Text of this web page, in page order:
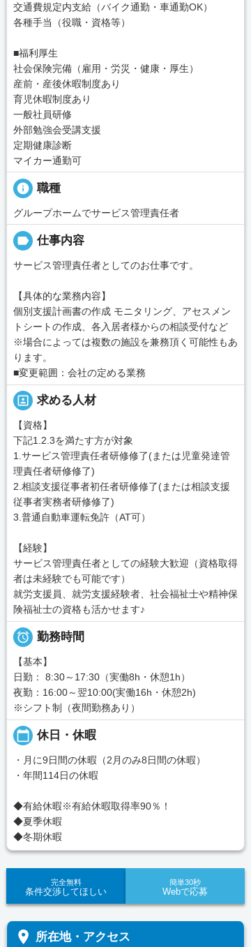
交通費規定内支給（バイク通勤・車通勤OK）
各種手当（役職・資格等）
■福利厚生
社会保険完備（雇用・労災・健康・厚生）
産前・産後休暇制度あり
育児休暇制度あり
一般社員研修
外部勉強会受講支援
定期健康診断
マイカー通勤可
info 職種
グループホームでサービス管理責任者
label 仕事内容
サービス管理責任者としてのお仕事です。
【具体的な業務内容】
個別支援計画書の作成 モニタリング、アセスメン
トシートの作成、各入居者様からの相談受付など
※場合によっては複数の施設を兼務頂く可能性もあ
ります。
■変更範囲：会社の定める業務
portrait 求める人材
【資格】
下記1.2.3を満たす方が対象
1.サービス管理責任者研修修了(または児童発達管
理責任者研修修了)
2.相談支援従事者初任者研修修了(または相談支援
従事者実務者研修修了)
3.普通自動車運転免許（AT可）
【経験】
サービス管理責任者としての経験大歓迎（資格取得
者は未経験でも可能です）
就労支援員、就労支援経験者、社会福祉士や精神保
険福祉士の資格も活かせます♪
 勤務時間
【基本】
日勤： 8:30～17:30（実働8h・休憩1h）
夜勤：16:00～翌10:00(実働16h・休憩2h)
※シフト制（夜間勤務あり）
calendar_today 休日・休暇
・月に9日間の休暇（2月のみ8日間の休暇）
・年間114日の休暇
◆有給休暇※有給休暇取得率90％！
◆夏季休暇
◆冬期休暇
完全無料
条件交渉してほしい
簡単30秒
Webで応募
place 所在地・アクセス